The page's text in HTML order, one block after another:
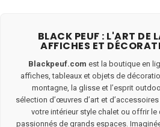
BLACK PEUF : L'ART DE
AFFICHES ET
Blackpeuf.com est la boutique en
affiches, tableaux et objets de
montagne, la glisse et l’esprit
sélection d’œuvres d’art et
votre intérieur style chalet ou offrir le
passionnés de grands espaces.